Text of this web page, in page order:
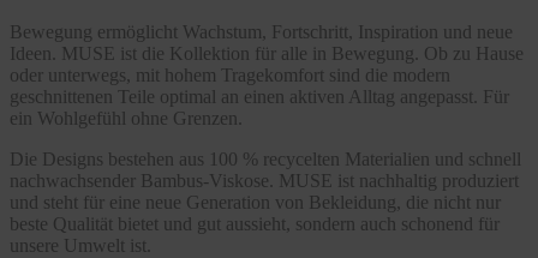
Bewegung ermöglicht Wachstum, Fortschritt, Inspiration und neue
Ideen. MUSE ist die Kollektion für alle in Bewegung. Ob zu Hause
oder unterwegs, mit hohem Tragekomfort sind die modern
geschnittenen Teile optimal an einen aktiven Alltag angepasst. Für
ein Wohlgefühl ohne Grenzen.
Die Designs bestehen aus 100 % recycelten Materialien und schnell
nachwachsender Bambus-Viskose. MUSE ist nachhaltig produziert
und steht für eine neue Generation von Bekleidung, die nicht nur
beste Qualität bietet und gut aussieht, sondern auch schonend für
unsere Umwelt ist.